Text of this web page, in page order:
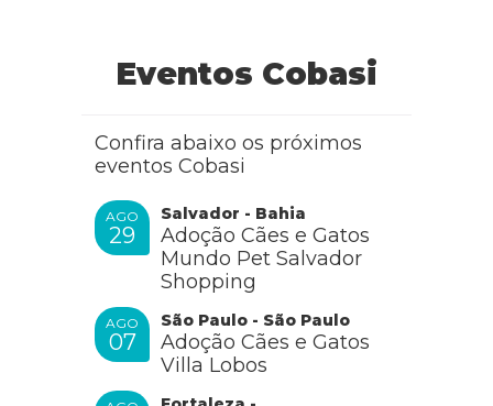
Eventos Cobasi
Confira abaixo os próximos
eventos Cobasi
AGO
29
Salvador - Bahia
Adoção Cães e Gatos
Mundo Pet Salvador
Shopping
AGO
07
São Paulo - São Paulo
Adoção Cães e Gatos
Villa Lobos